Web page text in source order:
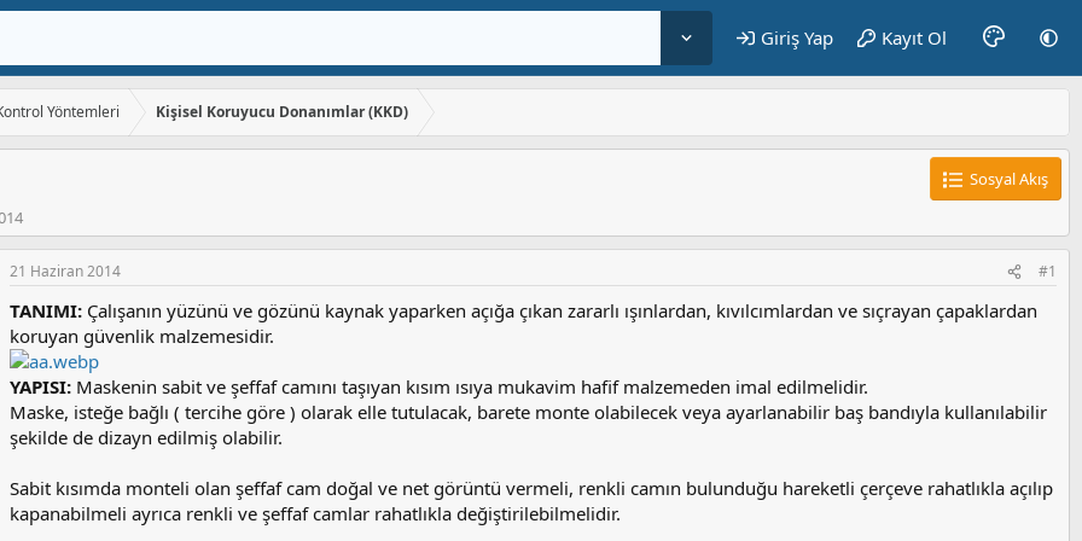
Giriş Yap Kayıt Ol
Yöntemleri Kişisel Koruyucu Donanımlar (KKD)
Sosyal Akış
21 Haziran 2014 #1
TANIMI: Çalışanın yüzünü ve gözünü kaynak yaparken açığa çıkan zararlı ışınlardan, kıvılcımlardan ve sıçrayan çapaklardan
koruyan güvenlik malzemesidir.
YAPISI: Maskenin sabit ve şeffaf camını taşıyan kısım ısıya mukavim hafif malzemeden imal edilmelidir.
Maske, isteğe bağlı ( tercihe göre ) olarak elle tutulacak, barete monte olabilecek veya ayarlanabilir baş bandıyla kullanılabilir
şekilde de dizayn edilmiş olabilir.
Sabit kısımda monteli olan şeffaf cam doğal ve net görüntü vermeli, renkli camın bulunduğu hareketli çerçeve rahatlıkla açılıp
kapanabilmeli ayrıca renkli ve şeffaf camlar rahatlıkla değiştirilebilmelidir.